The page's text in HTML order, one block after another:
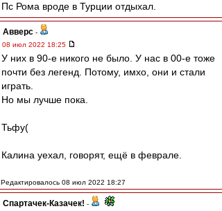
Пс Рома вроде в Турции отдыхал.
Авверс -
08 июл 2022 18:25
У них в 90-е никого не было. У нас в 00-е тоже
почти без легенд. Потому, имхо, они и стали
играть.
Но мы лучше пока.
Тьфу(
Калина уехал, говорят, ещё в феврале.
Редактировалось 08 июл 2022 18:27
Спартачек-Казачек! -